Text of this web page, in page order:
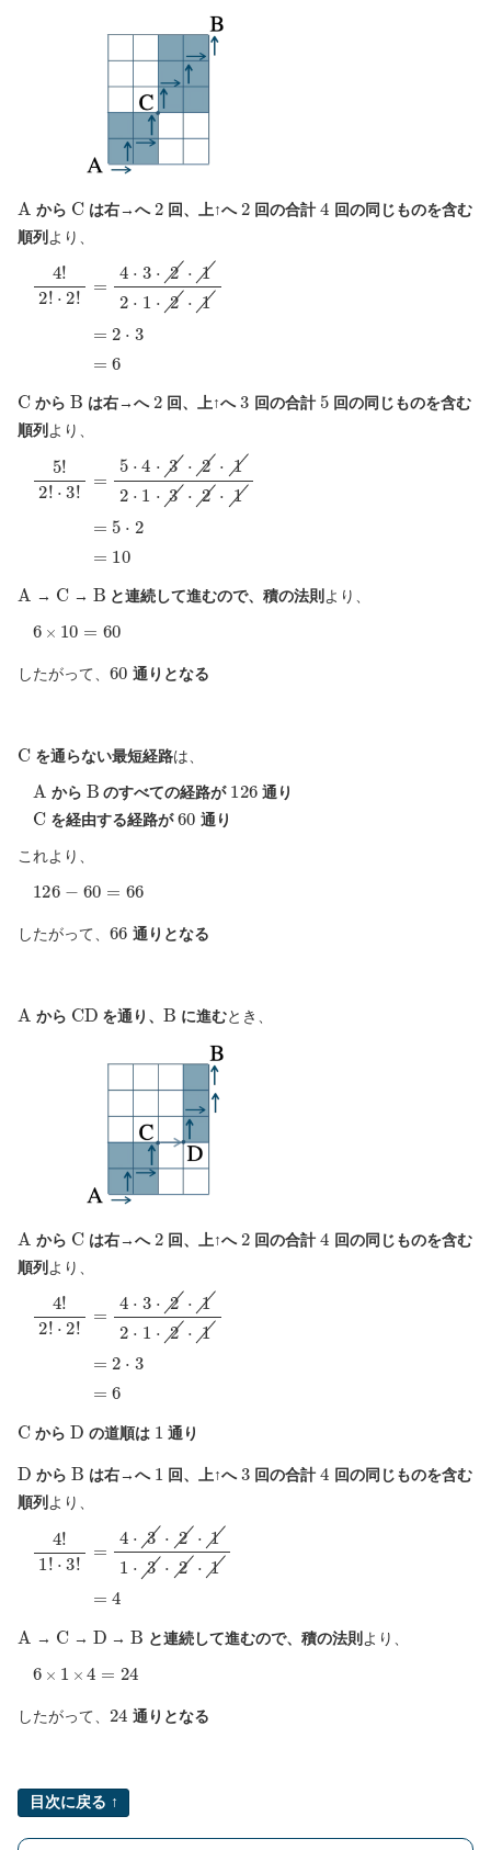
A から Cは右→へ 2回、上↑へ 2 回の合計 4 回の同じものを含む
順列 より、
4!2!
=4⋅ 3⋅ ⋅1 ⋅2⋅ 1 = 2⋅3
C からB は右→へ 2 回、上↑へ3 回の合計 5 回の同じものを含む
順列 より、
5!2!
=5⋅ 4⋅ 12 ⋅1⋅ 3 ⋅2⋅ 1 = 5 ⋅2
A → C→ B と連続して進むので、積の法則 より、
6 10=
したがって、 60 通りとなる
C を通らない最短経路は、
A から B のすべての経路が 126 通り
C を経由する経路が60 通り
これより、
126 60=
したがって、 66 通りとなる
A から CD を通り、B に進むとき、
A から Cは右→へ 2回、上↑へ 2 回の合計 4 回の同じものを含む
順列 より、
4!2!
=4⋅ 3⋅ ⋅1 ⋅2⋅ 1 = 2⋅3
C から D の道順は 1 通り
D から B は右→へ 1 回、上↑へ 3 回の合計 4 回の同じものを含む
順列 より、
4!1!
!=4⋅3⋅2 ⋅11⋅3⋅2⋅1 =4
A → C→ D → B と連続して進むので、積の法則 より、
6 1× =
したがって、 24 通りとなる
目次に戻る ↑